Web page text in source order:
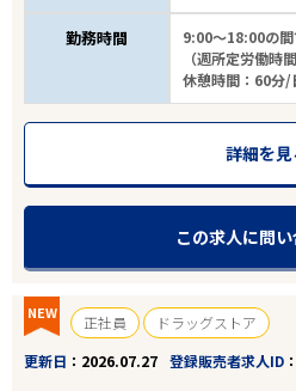
勤務時間
9:00～18:00の
（週所定労働時
休憩時間：60分/
詳細を見
この求人に問
NEW 正社員
ドラッグストア
更新日
2026.07.27 登録販売者求人ID